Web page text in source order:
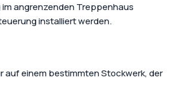
angrenzenden Treppenhaus
installiert werden.
auf einem bestimmten Stockwerk, der